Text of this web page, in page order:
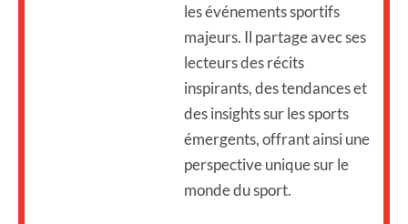
les événements sportifs
majeurs. Il partage avec ses
lecteurs des récits
inspirants, des tendances et
des insights sur les sports
émergents, offrant ainsi une
perspective unique sur le
monde du sport.